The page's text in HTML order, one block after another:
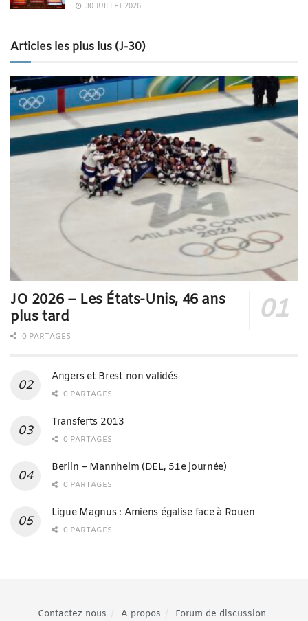
30 JUILLET 2026
Articles les plus lus (J-30)
JO 2026 – Les États-Unis, 46 ans
plus tard
0 PARTAGES
Angers et Brest non validés
0 PARTAGES
Transferts 2013
0 PARTAGES
Berlin – Mannheim (DEL, 51e journée)
0 PARTAGES
Ligue Magnus : Amiens égalise face à Rouen
0 PARTAGES
Contactez nous A propos Forum de discussion